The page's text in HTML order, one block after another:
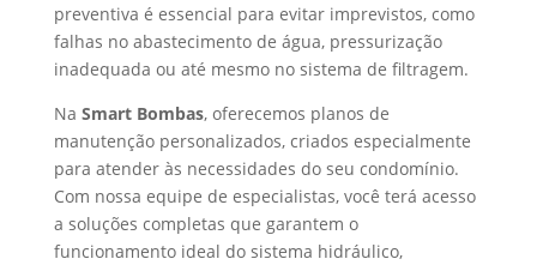
preventiva é essencial para evitar imprevistos, como
falhas no abastecimento de água, pressurização
inadequada ou até mesmo no sistema de filtragem.
Na Smart Bombas, oferecemos planos de
manutenção personalizados, criados especialmente
para atender às necessidades do seu condomínio.
Com nossa equipe de especialistas, você terá acesso
a soluções completas que garantem o
funcionamento ideal do sistema hidráulico,